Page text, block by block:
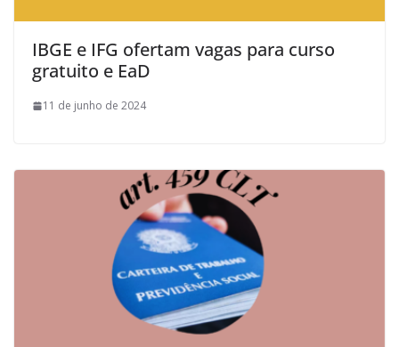
IBGE e IFG ofertam vagas para curso
gratuito e EaD
11 de junho de 2024